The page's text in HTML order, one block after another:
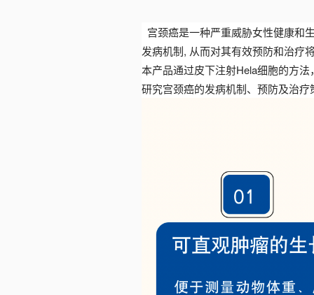
宫颈癌是一种严重威胁女性健康和
发病机制, 从而对其有效预防和治疗
本产品通过皮下注射Hela细胞的方
研究宫颈癌的发病机制、预防及治